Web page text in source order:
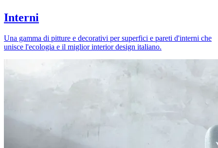
Interni
Una gamma di pitture e decorativi per superfici e pareti d'interni che
unisce l'ecologia e il miglior interior design italiano.